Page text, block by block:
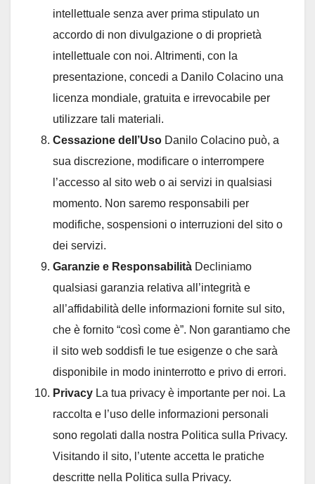
intellettuale senza aver prima stipulato un
accordo di non divulgazione o di proprietà
intellettuale con noi. Altrimenti, con la
presentazione, concedi a Danilo Colacino una
licenza mondiale, gratuita e irrevocabile per
utilizzare tali materiali.
Cessazione dell’Uso Danilo Colacino può, a
sua discrezione, modificare o interrompere
l’accesso al sito web o ai servizi in qualsiasi
momento. Non saremo responsabili per
modifiche, sospensioni o interruzioni del sito o
dei servizi.
Garanzie e Responsabilità Decliniamo
qualsiasi garanzia relativa all’integrità e
all’affidabilità delle informazioni fornite sul sito,
che è fornito “così come è”. Non garantiamo che
il sito web soddisfi le tue esigenze o che sarà
disponibile in modo ininterrotto e privo di errori.
Privacy La tua privacy è importante per noi. La
raccolta e l’uso delle informazioni personali
sono regolati dalla nostra Politica sulla Privacy.
Visitando il sito, l’utente accetta le pratiche
descritte nella Politica sulla Privacy.